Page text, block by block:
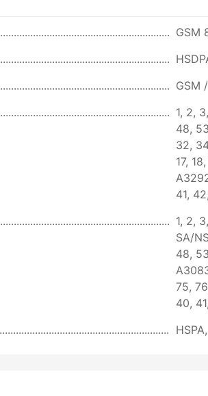
GSM
GSM
1, 2,
48,
32,
17,
41,
1, 2,
SA/
48,
75,
40,